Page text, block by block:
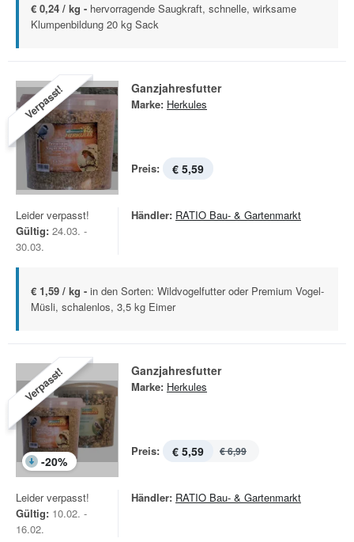
€ 0,24 / kg - hervorragende Saugkraft, schnelle, wirksame
Klumpenbildung 20 kg Sack
Verpasst! Ganzjahresfutter
Marke: Herkules
Preis: € 5,59
Leider verpasst!
Gültig: 24.03. -
30.03.
Händler: RATIO Bau- & Gartenmarkt
€ 1,59 / kg - in den Sorten: Wildvogelfutter oder Premium Vogel-
Müsli, schalenlos, 3,5 kg Eimer
Verpasst!
-20%
Ganzjahresfutter
Marke: Herkules
Preis: € 5,59 € 6,99
Leider verpasst!
Gültig: 10.02. -
16.02.
Händler: RATIO Bau- & Gartenmarkt